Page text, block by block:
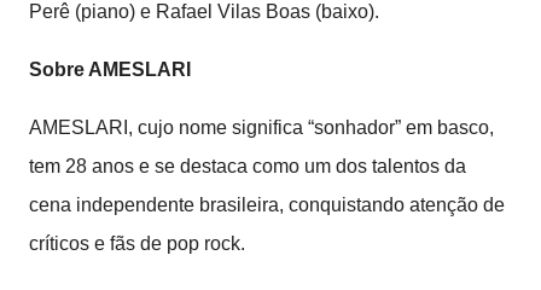
Perê (piano) e Rafael Vilas Boas (baixo).
Sobre AMESLARI
AMESLARI, cujo nome significa “sonhador” em basco,
tem 28 anos e se destaca como um dos talentos da
cena independente brasileira, conquistando atenção de
críticos e fãs de pop rock.